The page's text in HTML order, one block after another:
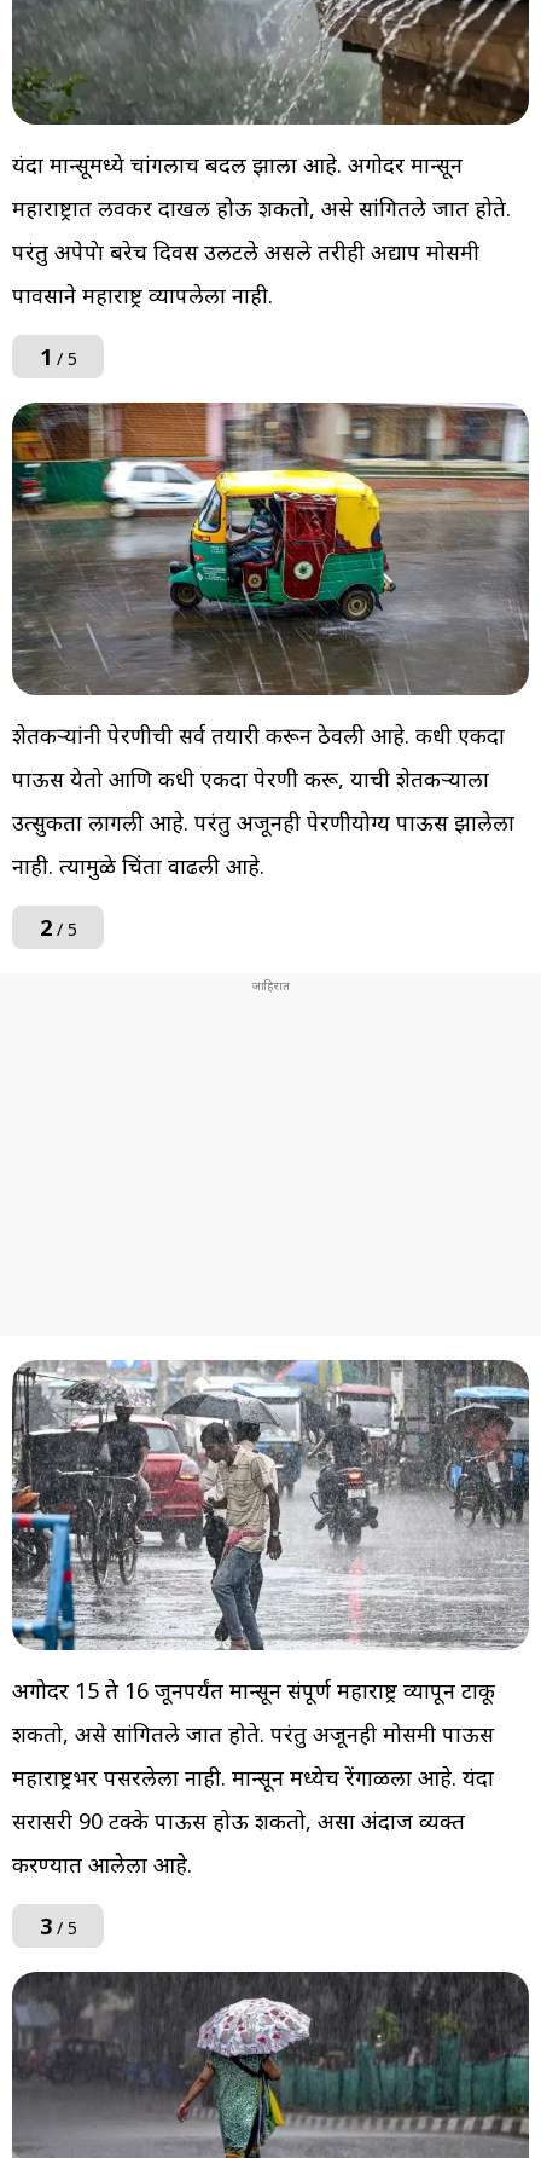
यंदा मान्सूमध्ये चांगलाच बदल झाला आहे. अगोदर मान्सून
महाराष्ट्रात लवकर दाखल होऊ शकतो, असे सांगितले जात होते.
परंतु अपेक्षेपक्षा बरेच दिवस उलटले असले तरीही अद्याप मोसमी
पावसाने महाराष्ट्र व्यापलेला नाही.
1 / 5
शेतकऱ्यांनी पेरणीची सर्व तयारी करून ठेवली आहे. कधी एकदा
पाऊस येतो आणि कधी एकदा पेरणी करू, याची शेतकऱ्याला
उत्सुकता लागली आहे. परंतु अजूनही पेरणीयोग्य पाऊस झालेला
नाही. त्यामुळे चिंता वाढली आहे.
2/ 5
अगोदर 15 ते 16 जूनपर्यंत मान्सून संपूर्ण महाराष्ट्र व्यापून टाकू
शकतो, असे सांगितले जात होते. परंतु अजूनही मोसमी पाऊस
महाराष्ट्रभर पसरलेला नाही. मान्सून मध्येच रेंगाळला आहे. यंदा
सरासरी 90 टक्के पाऊस होऊ शकतो, असा अंदाज व्यक्त
करण्यात आलेला आहे.
3/ 5